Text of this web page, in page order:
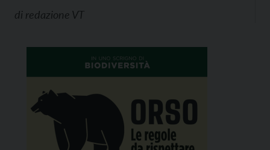
di redazione VT